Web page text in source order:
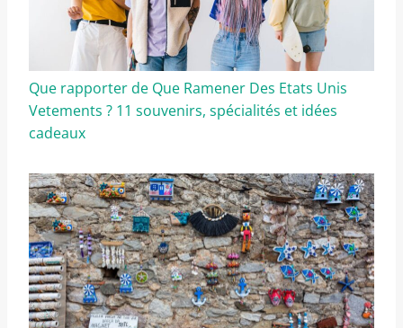
Que rapporter de Que Ramener Des Etats Unis
Vetements ? 11 souvenirs, spécialités et idées
cadeaux